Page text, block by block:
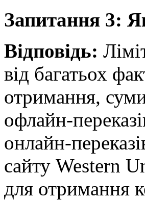
Запитання 3:
Відповідь:
від багатьох
отримання,
офлайн-
онлайн-
сайту Western
для отримання